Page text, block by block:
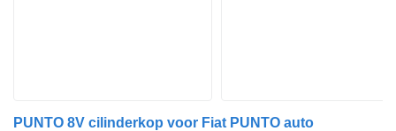
PUNTO 8V cilinderkop voor Fiat PUNTO auto